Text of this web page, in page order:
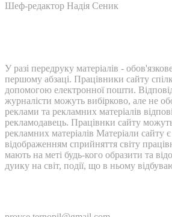
Шеф-редактор Надія Сеник
У разі передруку матеріалів -
першому абзаці. Працівники сайту
допомогою електронної пошти.
журналісти можуть вибірково, але не
реклами та рекламних матеріалів
рекламодавець. Працівнки сайту
рекламних матеріалів Матеріали сайту
відображенням сприйняття світу
мають на меті будь-кого образити та
дуику на світ, події, що в ньому